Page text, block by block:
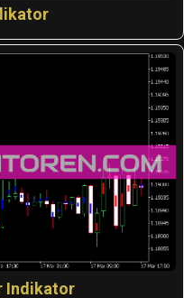
Indikator